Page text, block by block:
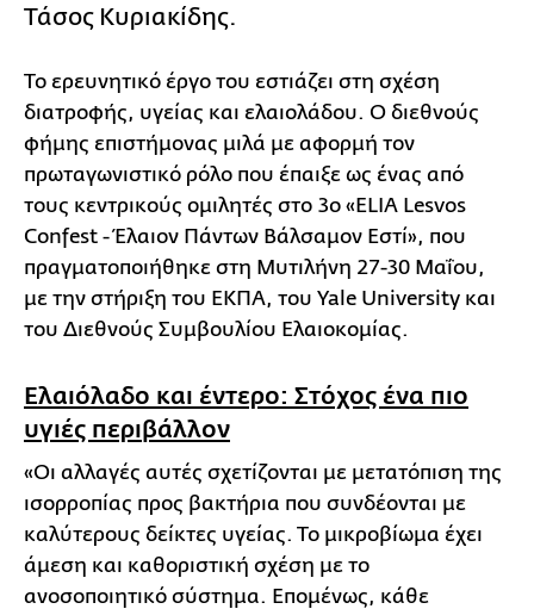
Τάσος Κυριακίδης.
Το ερευνητικό έργο του εστιάζει στη σχέση
διατροφής, υγείας και ελαιολάδου. Ο διεθνούς
φήμης επιστήμονας μιλά με αφορμή τον
πρωταγωνιστικό ρόλο που έπαιξε ως ένας από
τους κεντρικούς ομιλητές στο 3o «ELIA Lesvos
Confest - Έλαιον Πάντων Βάλσαμον Εστί», που
πραγματοποιήθηκε στη Μυτιλήνη 27-30 Μαΐου,
με την στήριξη του ΕΚΠΑ, του Yale University και
του Διεθνούς Συμβουλίου Ελαιοκομίας.
Ελαιόλαδο και έντερο: Στόχος ένα πιο
υγιές περιβάλλον
«Οι αλλαγές αυτές σχετίζονται με μετατόπιση της
ισορροπίας προς βακτήρια που συνδέονται με
καλύτερους δείκτες υγείας. Το μικροβίωμα έχει
άμεση και καθοριστική σχέση με το
ανοσοποιητικό σύστημα. Επομένως, κάθε